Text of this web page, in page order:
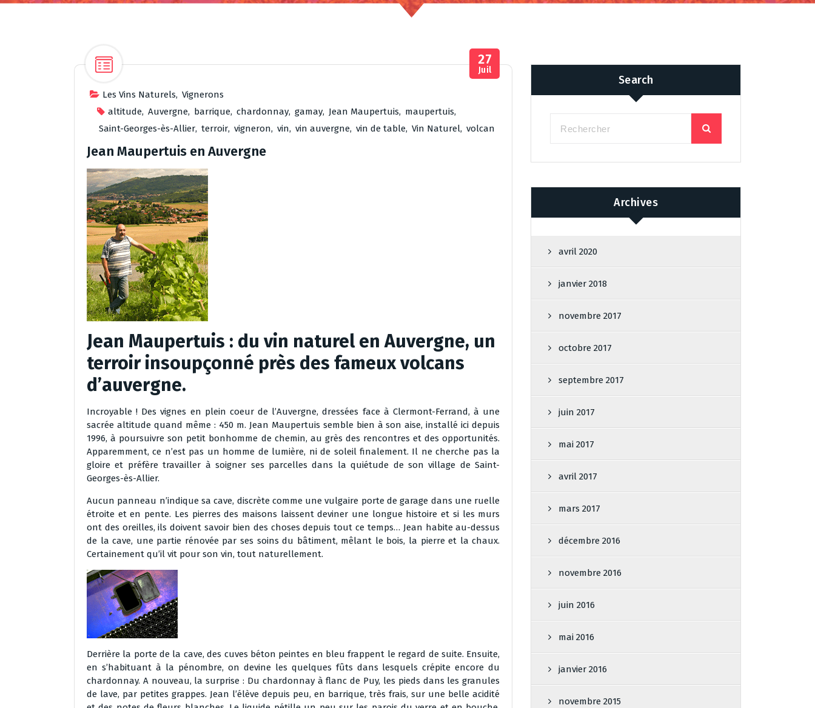
Les Vins Naturels, Vignerons
altitude, Auvergne, barrique, chardonnay, gamay, Jean Maupertuis, maupertuis,
Saint-Georges-ès-Allier, terroir, vigneron, vin, vin auvergne, vin de table, Vin Naturel, volcan
27
Juil
Jean Maupertuis en Auvergne
Jean Maupertuis : du vin naturel en Auvergne, un
terroir insoupçonné près des fameux volcans
d’auvergne.
Incroyable ! Des vignes en plein coeur de l’Auvergne, dressées face à Clermont-Ferrand, à une
sacrée altitude quand même : 450 m. Jean Maupertuis semble bien à son aise, installé ici depuis
1996, à poursuivre son petit bonhomme de chemin, au grès des rencontres et des opportunités.
Apparemment, ce n’est pas un homme de lumière, ni de soleil finalement. Il ne cherche pas la
gloire et préfère travailler à soigner ses parcelles dans la quiétude de son village de Saint-
Georges-ès-Allier.
Aucun panneau n’indique sa cave, discrète comme une vulgaire porte de garage dans une ruelle
étroite et en pente. Les pierres des maisons laissent deviner une longue histoire et si les murs
ont des oreilles, ils doivent savoir bien des choses depuis tout ce temps… Jean habite au-dessus
de la cave, une partie rénovée par ses soins du bâtiment, mêlant le bois, la pierre et la chaux.
Certainement qu’il vit pour son vin, tout naturellement.
Derrière la porte de la cave, des cuves béton peintes en bleu frappent le regard de suite. Ensuite,
en s’habituant à la pénombre, on devine les quelques fûts dans lesquels crépite encore du
chardonnay. A nouveau, la surprise : Du chardonnay à flanc de Puy, les pieds dans les granules
de lave, par petites grappes. Jean l’élève depuis peu, en barrique, très frais, sur une belle acidité
Search
Archives
avril 2020
janvier 2018
novembre 2017
octobre 2017
septembre 2017
juin 2017
mai 2017
avril 2017
mars 2017
décembre 2016
novembre 2016
juin 2016
mai 2016
janvier 2016
novembre 2015